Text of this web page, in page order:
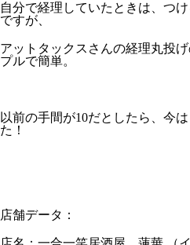
自分で経理していたときは、つ
ですが、
アットタックスさんの経理丸投
プルで簡単。
以前の手間が10だとしたら、今
た！
店舗データ：